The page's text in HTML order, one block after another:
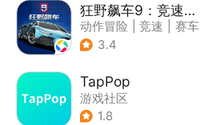
狂野飙车9：竞速传奇
动作冒险 竞速
赛车
| 狂野飙车
3.4
TapPop
游戏社区
1.8